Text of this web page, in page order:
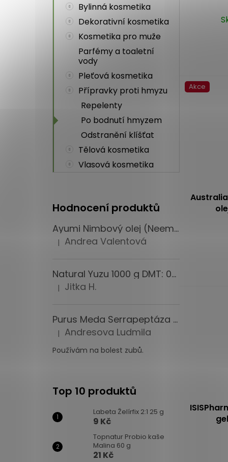
Bylinná kosmetika
Dekorativní kosmetika
Kosmetika pro muže
Parfémy a toaletní
vody
Pleťová kosmetika
Přípravky proti hmyzu
Repelenty
Po bodnutí hmyzem
Odstranění klíšťat
Tělová kosmetika
Vlasová kosmetika
Hodnocení produktů
Ayumi Nimbový olej (Neem Oil) 100 ml
Hodnocení produktu je 5 z 5 hvězdiček.
| Andrea Valentová
Natural Yuzu 1000 g DMT: 09.08.2026
Hodnocení produktu je 5 z 5 hvězdiček.
| Jitka H.
Purus Meda Serrapeptáza extra PM 120 000 I.U. 60 kapslí
Hodnocení produktu je 5 z 5 hvězdiček.
| Andresova Ludmila
Používám na bolest zubů.
Top 10 produktů
Labeta Želírfix 2:1 25 g
9 Kč
Topnatur Probio kaše
Malina 60 g
21 Kč
Akce